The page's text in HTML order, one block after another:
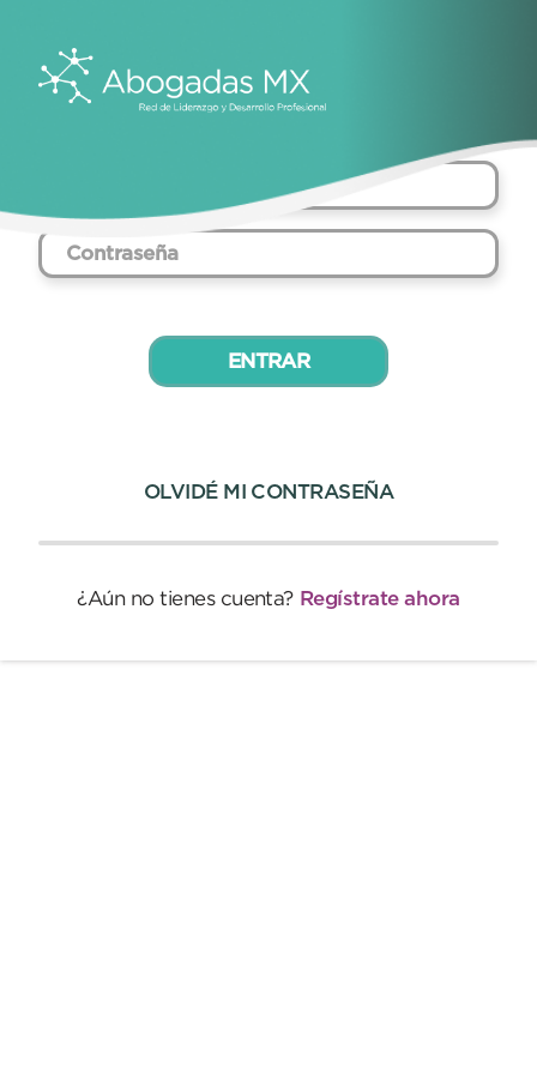
Inicio de sesión
ENTRAR
OLVIDÉ MI CONTRASEÑA
¿Aún no tienes cuenta? Regístrate ahora